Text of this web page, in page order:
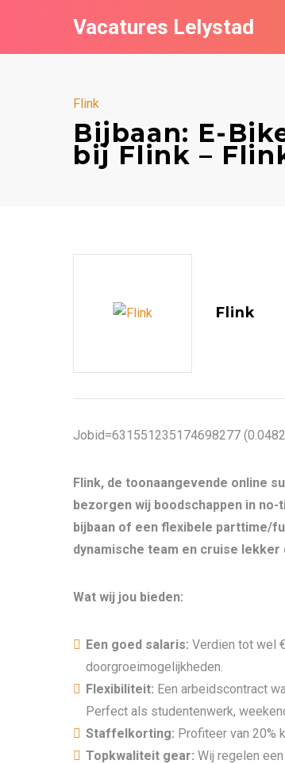
Vacatures Lelystad
Flink
Bijbaan: E-
bij Flink –
Flink
Jobid=631551235174698277
Flink, de toonaangevende online
bezorgen wij boodschappen in
bijbaan of een flexibele parttime/
dynamische team en cruise
Wat wij jou bieden:
Een goed salaris: Verdien tot wel
doorgroeimogelijkheden.
Flexibiliteit: Een arbeidscontract
Perfect als studentenwerk,
Staffelkorting: Profiteer van 20%
Topkwaliteit gear: Wij regelen